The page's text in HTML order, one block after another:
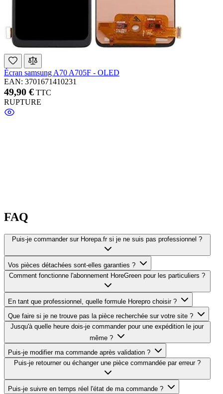
Écran samsung A70 A705F - OLED
EAN: 3701671410231
49,90 € TTC
RUPTURE
FAQ
Puis-je commander sur Horepa.fr si je ne suis pas professionnel ?
Vos pièces détachées sont-elles garanties ?
Comment fonctionne l'abonnement HoreGreen pour les particuliers ?
En tant que professionnel, quelle formule Horepro choisir ?
Que faire si je ne trouve pas la pièce recherchée sur votre site ?
Jusqu'à quelle heure dois-je commander pour une expédition le jour
même ?
Puis-je modifier ma commande après validation ?
Puis-je retourner ou échanger une pièce commandée par erreur ?
Puis-je suivre en temps réel l'état de ma commande ?